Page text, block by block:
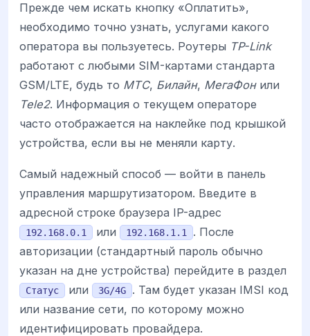
Прежде чем искать кнопку «Оплатить»,
необходимо точно узнать, услугами какого
оператора вы пользуетесь. Роутеры TP-Link
работают с любыми SIM-картами стандарта
GSM/LTE, будь то МТС, Билайн, МегаФонили
Tele2. Информация о текущем операторе
часто отображается на наклейке под крышкой
устройства, если вы не меняли карту.
Самый надежный способ — войти в панель
управления маршрутизатором. Введите в
адресной строке браузера IP-адрес
192.168.0.1 или 192.168.1.1
. После
авторизации (стандартный пароль обычно
указан на дне устройства) перейдите в раздел
Статус или 3G/4G
. Там будет указан IMSI код
или название сети, по которому можно
идентифицировать провайдера.